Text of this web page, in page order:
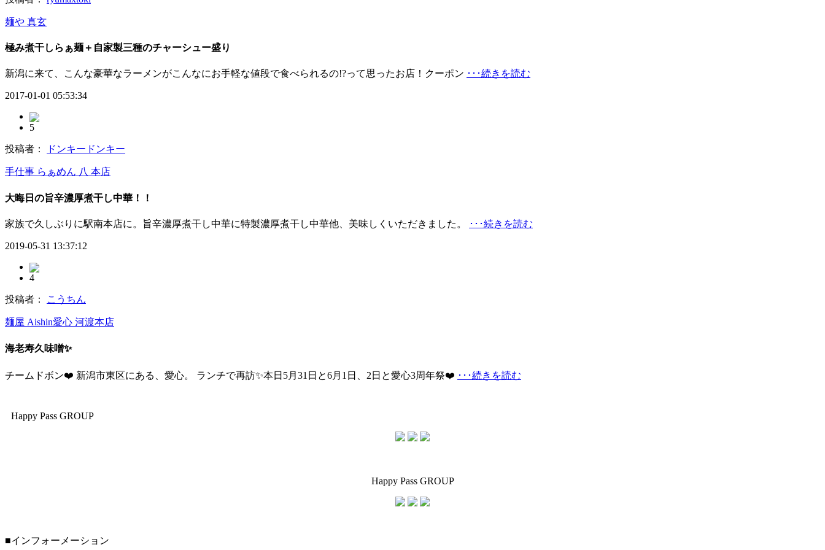
麺や 真玄
極み煮干しらぁ麺＋自家製三種のチャーシュー盛り
新潟に来て、こんな豪華なラーメンがこんなにお手軽な値段で食べられるの!?って思ったお店！クーポン ･･･続きを読む
2017-01-01 05:53:34
5
投稿者： ドンキードンキー
手仕事 らぁめん 八 本店
大晦日の旨辛濃厚煮干し中華！！
家族で久しぶりに駅南本店に。旨辛濃厚煮干し中華に特製濃厚煮干し中華他、美味しくいただきました。 ･･･続きを読む
2019-05-31 13:37:12
4
投稿者： こうちん
麺屋 Aishin愛心 河渡本店
海老寿久味噌✨
チームドボン❤️ 新潟市東区にある、愛心。 ランチで再訪✨本日5月31日と6月1日、2日と愛心3周年祭❤️ ･･･続きを読む
Happy Pass GROUP
Happy Pass GROUP
■インフォーメーション